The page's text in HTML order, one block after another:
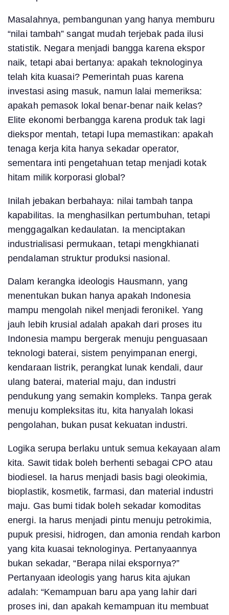
Masalahnya, pembangunan yang hanya memburu
“nilai tambah” sangat mudah terjebak pada ilusi
statistik. Negara menjadi bangga karena ekspor
naik, tetapi abai bertanya: apakah teknologinya
telah kita kuasai? Pemerintah puas karena
investasi asing masuk, namun lalai memeriksa:
apakah pemasok lokal benar-benar naik kelas?
Elite ekonomi berbangga karena produk tak lagi
diekspor mentah, tetapi lupa memastikan: apakah
tenaga kerja kita hanya sekadar operator,
sementara inti pengetahuan tetap menjadi kotak
hitam milik korporasi global?
Inilah jebakan berbahaya: nilai tambah tanpa
kapabilitas. Ia menghasilkan pertumbuhan, tetapi
menggagalkan kedaulatan. Ia menciptakan
industrialisasi permukaan, tetapi mengkhianati
pendalaman struktur produksi nasional.
Dalam kerangka ideologis Hausmann, yang
menentukan bukan hanya apakah Indonesia
mampu mengolah nikel menjadi feronikel. Yang
jauh lebih krusial adalah apakah dari proses itu
Indonesia mampu bergerak menuju penguasaan
teknologi baterai, sistem penyimpanan energi,
kendaraan listrik, perangkat lunak kendali, daur
ulang baterai, material maju, dan industri
pendukung yang semakin kompleks. Tanpa gerak
menuju kompleksitas itu, kita hanyalah lokasi
pengolahan, bukan pusat kekuatan industri.
Logika serupa berlaku untuk semua kekayaan alam
kita. Sawit tidak boleh berhenti sebagai CPO atau
biodiesel. Ia harus menjadi basis bagi oleokimia,
bioplastik, kosmetik, farmasi, dan material industri
maju. Gas bumi tidak boleh sekadar komoditas
energi. Ia harus menjadi pintu menuju petrokimia,
pupuk presisi, hidrogen, dan amonia rendah karbon
yang kita kuasai teknologinya. Pertanyaannya
bukan sekadar, “Berapa nilai ekspornya?”
Pertanyaan ideologis yang harus kita ajukan
adalah: “Kemampuan baru apa yang lahir dari
proses ini, dan apakah kemampuan itu membuat